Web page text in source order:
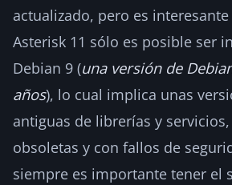
actualizado, pero es
Asterisk 11 sólo es posible ser
Debian 9 (una versión de
años), lo cual implica unas
antiguas de librerías y
obsoletas y con fallos de
siempre es importante tener el